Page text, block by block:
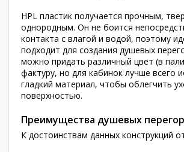
HPL пластик получается прочным,
однородным. Он не боится
контакта с влагой и водой, поэтому
подходит для создания душевых
можно придать различный цвет (в
фактуру, но для кабинок лучше всего
гладкий материал, чтобы облегчить
поверхностью.
Преимущества душевых
К достоинствам данных конструкций